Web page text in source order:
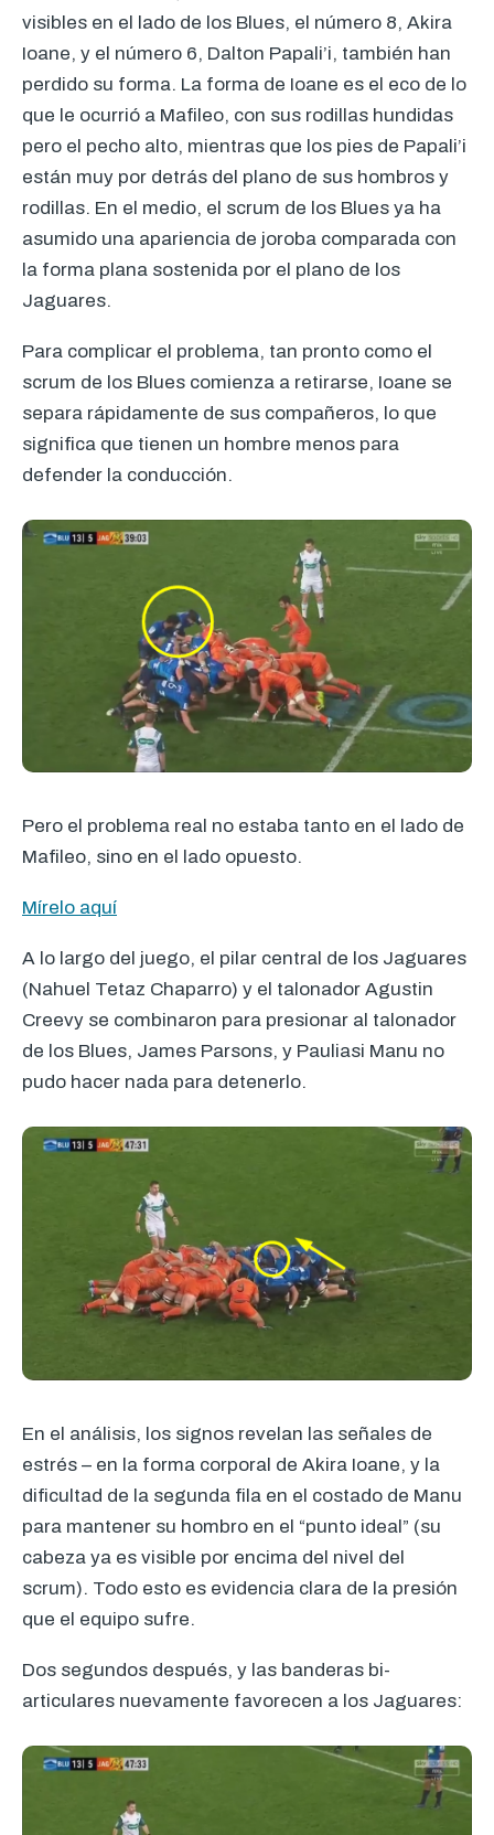
visibles en el lado de los Blues, el número 8, Akira
Ioane, y el número 6, Dalton Papali’i, también han
perdido su forma. La forma de Ioane es el eco de lo
que le ocurrió a Mafileo, con sus rodillas hundidas
pero el pecho alto, mientras que los pies de Papali’i
están muy por detrás del plano de sus hombros y
rodillas. En el medio, el scrum de los Blues ya ha
asumido una apariencia de joroba comparada con
la forma plana sostenida por el plano de los
Jaguares.
Para complicar el problema, tan pronto como el
scrum de los Blues comienza a retirarse, Ioane se
separa rápidamente de sus compañeros, lo que
significa que tienen un hombre menos para
defender la conducción.
Pero el problema real no estaba tanto en el lado de
Mafileo, sino en el lado opuesto.
Mírelo aquí
A lo largo del juego, el pilar central de los Jaguares
(Nahuel Tetaz Chaparro) y el talonador Agustin
Creevy se combinaron para presionar al talonador
de los Blues, James Parsons, y Pauliasi Manu no
pudo hacer nada para detenerlo.
En el análisis, los signos revelan las señales de
estrés – en la forma corporal de Akira Ioane, y la
dificultad de la segunda fila en el costado de Manu
para mantener su hombro en el “punto ideal” (su
cabeza ya es visible por encima del nivel del
scrum). Todo esto es evidencia clara de la presión
que el equipo sufre.
Dos segundos después, y las banderas bi-
articulares nuevamente favorecen a los Jaguares: